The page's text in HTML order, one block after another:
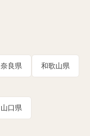
奈良県 和歌山県
山口県